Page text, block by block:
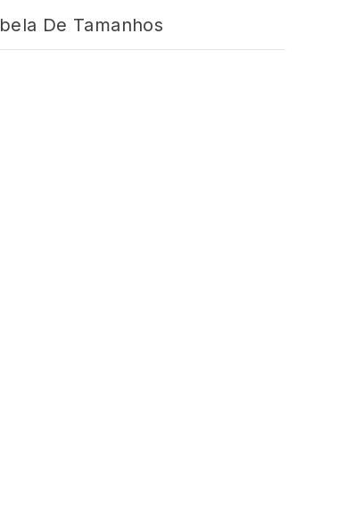
De Tamanhos